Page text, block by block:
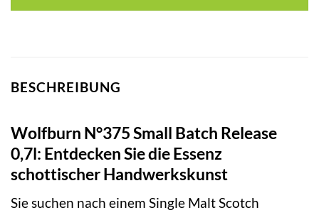
BESCHREIBUNG
Wolfburn N°375 Small Batch Release
0,7l: Entdecken Sie die Essenz
schottischer Handwerkskunst
Sie suchen nach einem Single Malt Scotch